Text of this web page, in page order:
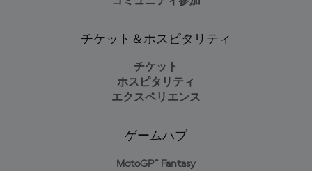
チケット＆ホスピタリティ
チケット
ホスピタリティ
エクスペリエンス
ゲームハブ
MotoGP™ Fantasy